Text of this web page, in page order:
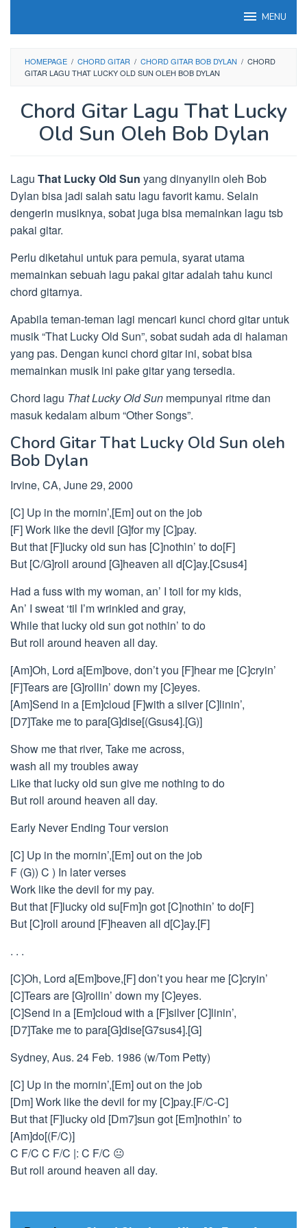
MENU
HOMEPAGE / CHORD GITAR / CHORD GITAR BOB DYLAN / CHORD
GITAR LAGU THAT LUCKY OLD SUN OLEH BOB DYLAN
Chord Gitar Lagu That Lucky
Old Sun Oleh Bob Dylan
Lagu That Lucky Old Sun yang dinyanyiin oleh Bob
Dylan bisa jadi salah satu lagu favorit kamu. Selain
dengerin musiknya, sobat juga bisa memainkan lagu tsb
pakai gitar.
Perlu diketahui untuk para pemula, syarat utama
memainkan sebuah lagu pakai gitar adalah tahu kunci
chord gitarnya.
Apabila teman-teman lagi mencari kunci chord gitar untuk
musik “That Lucky Old Sun”, sobat sudah ada di halaman
yang pas. Dengan kunci chord gitar ini, sobat bisa
memainkan musik ini pake gitar yang tersedia.
Chord lagu That Lucky Old Sun mempunyai ritme dan
masuk kedalam album “Other Songs”.
Chord Gitar That Lucky Old Sun oleh
Bob Dylan
Irvine, CA, June 29, 2000
[C] Up in the mornin’,[Em] out on the job
[F] Work like the devil [G]for my [C]pay.
But that [F]lucky old sun has [C]nothin’ to do[F]
But [C/G]roll around [G]heaven all d[C]ay.[Csus4]
Had a fuss with my woman, an’ I toil for my kids,
An’ I sweat ‘til I’m wrinkled and gray,
While that lucky old sun got nothin’ to do
But roll around heaven all day.
[Am]Oh, Lord a[Em]bove, don’t you [F]hear me [C]cryin’
[F]Tears are [G]rollin’ down my [C]eyes.
[Am]Send in a [Em]cloud [F]with a silver [C]linin’,
[D7]Take me to para[G]dise[(Gsus4].[G)]
Show me that river, Take me across,
wash all my troubles away
Like that lucky old sun give me nothing to do
But roll around heaven all day.
Early Never Ending Tour version
[C] Up in the mornin’,[Em] out on the job
F (G)) C ) In later verses
Work like the devil for my pay.
But that [F]lucky old su[Fm]n got [C]nothin’ to do[F]
But [C]roll around [F]heaven all d[C]ay.[F]
. . .
[C]Oh, Lord a[Em]bove,[F] don’t you hear me [C]cryin’
[C]Tears are [G]rollin’ down my [C]eyes.
[C]Send in a [Em]cloud with a [F]silver [C]linin’,
[D7]Take me to para[G]dise[G7sus4].[G]
Sydney, Aus. 24 Feb. 1986 (w/Tom Petty)
[C] Up in the mornin’,[Em] out on the job
[Dm] Work like the devil for my [C]pay.[F/C-C]
But that [F]lucky old [Dm7]sun got [Em]nothin’ to
[Am]do[(F/C)]
C F/C C F/C |: C F/C 😐
But roll around heaven all day.